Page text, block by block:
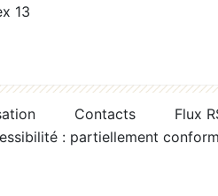
13
Contacts
Flux
: partiellement